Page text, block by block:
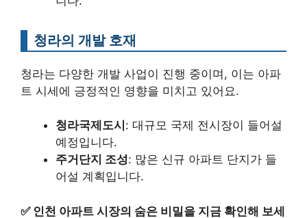
청라의 개발 호재
청라는 다양한 개발 사업이 진행 중이며, 이는 아파
트 시세에 긍정적인 영향을 미치고 있어요.
청라국제도시 : 대규모 국제 전시장이 들어설
예정입니다.
주거단지 조성: 많은 신규 아파트 단지가 들
어설 계획입니다.
✅ 인천 아파트 시장의 숨은 비밀을 지금 확인해 보세